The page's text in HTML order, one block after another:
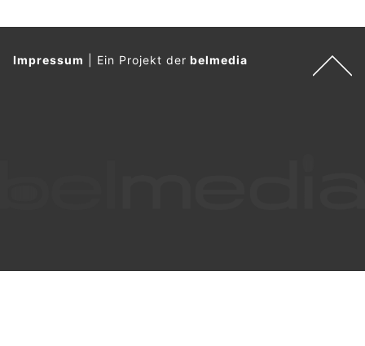
Impressum Ein Projekt derbelmedia